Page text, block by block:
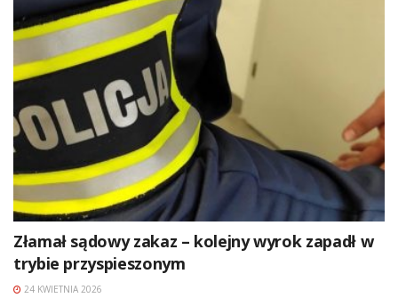
Złamał sądowy zakaz – kolejny wyrok zapadł w
trybie przyspieszonym
24 KWIETNIA 2026